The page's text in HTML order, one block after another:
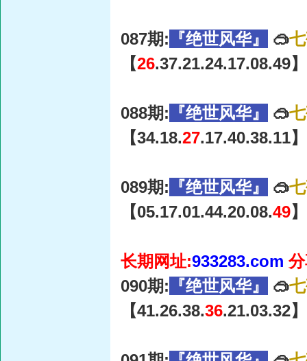
087期: 『绝世风华』 🥽
【26.37.21.24.17.08.49】
088期: 『绝世风华』 🥽
【34.18.27.17.40.38.11】
089期: 『绝世风华』 🥽
【05.17.01.44.20.08.49】
长期网址:933283.com
090期: 『绝世风华』 🥽
【41.26.38.36.21.03.32】